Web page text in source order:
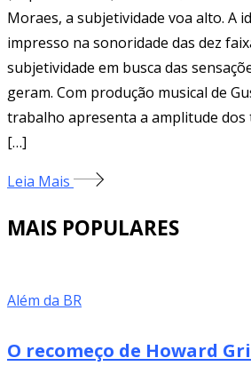
Moraes, a subjetividade voa alto. A
impresso na sonoridade das dez
subjetividade em busca das
geram. Com produção musical de
trabalho apresenta a amplitude
[…]
Leia Mais
MAIS POPULARES
Além da BR
O recomeço de Howard